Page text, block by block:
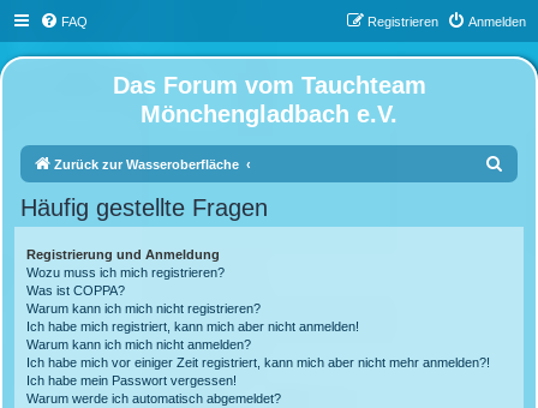
FAQ Anmelden
Registrieren
Das Forum vom Tauchteam
Mönchengladbach e.V.
Zurück zur Wasseroberfläche
Häufig gestellte Fragen
Registrierung und Anmeldung
Wozu muss ich mich registrieren?
Was ist COPPA?
Warum kann ich mich nicht registrieren?
Ich habe mich registriert, kann mich aber nicht anmelden!
Warum kann ich mich nicht anmelden?
Ich habe mich vor einiger Zeit registriert, kann mich aber nicht mehr anmelden?!
Ich habe mein Passwort vergessen!
Warum werde ich automatisch abgemeldet?